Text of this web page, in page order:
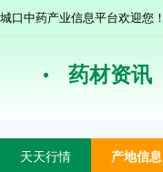
城口中药产业信息平台欢迎您！
药材资讯
天天行情 产地信息